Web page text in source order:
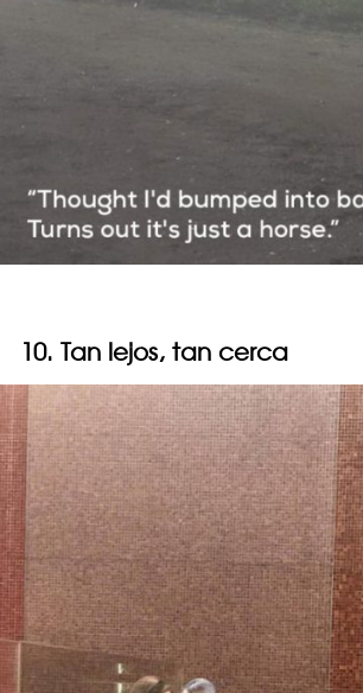
10. Tan lejos, tan cerca